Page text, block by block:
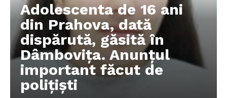
Adolescenta de 16 ani
din Prahova, dată
dispărută, găsită în
Dâmbovița. Anunțul
important făcut de
polițiști